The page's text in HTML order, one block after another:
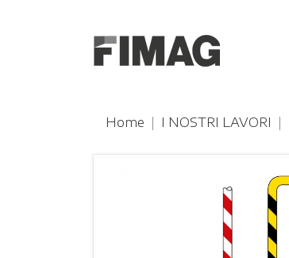
Home I NOSTRI LAVORI